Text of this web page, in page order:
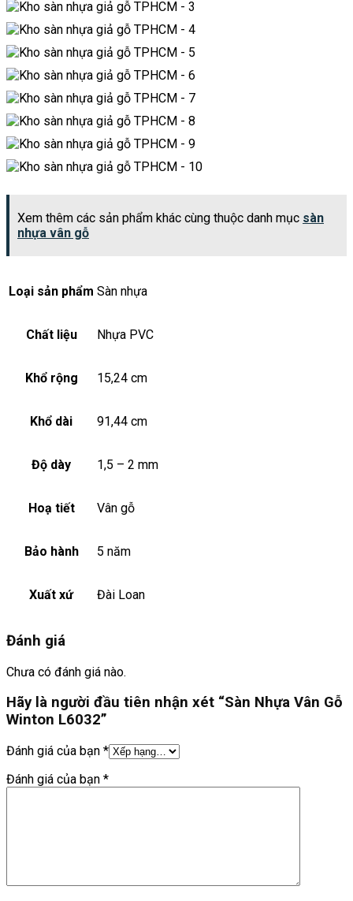
Xem thêm các sản phẩm khác cùng thuộc danh mục sàn
nhựa vân gỗ
Loại sản phẩm Sàn nhựa
Chất liệu Nhựa PVC
Khổ rộng 15,24 cm
Khổ dài 91,44 cm
Độ dày 1,5 – 2 mm
Hoạ tiết Vân gỗ
Bảo hành 5 năm
Xuất xứ Đài Loan
Đánh giá
Chưa có đánh giá nào.
Hãy là người đầu tiên nhận xét “Sàn Nhựa Vân Gỗ
Winton L6032”
Đánh giá của bạn *
Đánh giá của bạn *